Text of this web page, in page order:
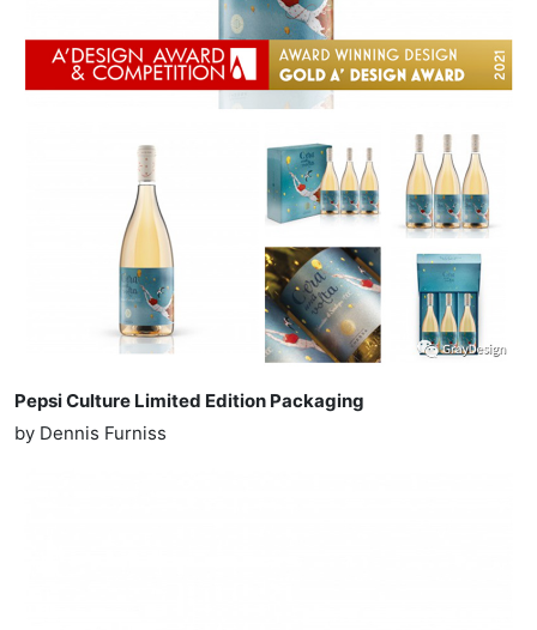
Pepsi Culture Limited Edition Packaging
by Dennis Furniss